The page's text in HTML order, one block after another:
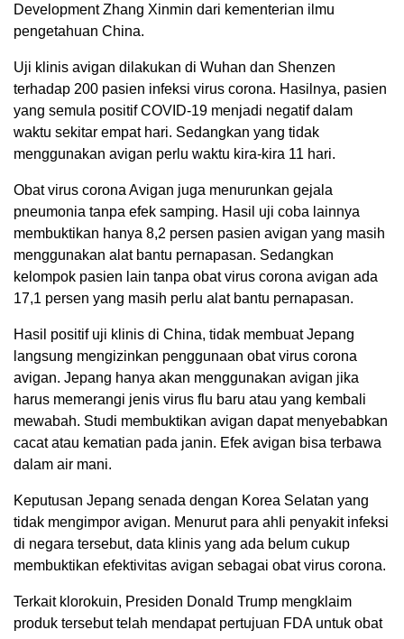
Development Zhang Xinmin dari kementerian ilmu
pengetahuan China.
Uji klinis avigan dilakukan di Wuhan dan Shenzen
terhadap 200 pasien infeksi virus corona. Hasilnya, pasien
yang semula positif COVID-19 menjadi negatif dalam
waktu sekitar empat hari. Sedangkan yang tidak
menggunakan avigan perlu waktu kira-kira 11 hari.
Obat virus corona Avigan juga menurunkan gejala
pneumonia tanpa efek samping. Hasil uji coba lainnya
membuktikan hanya 8,2 persen pasien avigan yang masih
menggunakan alat bantu pernapasan. Sedangkan
kelompok pasien lain tanpa obat virus corona avigan ada
17,1 persen yang masih perlu alat bantu pernapasan.
Hasil positif uji klinis di China, tidak membuat Jepang
langsung mengizinkan penggunaan obat virus corona
avigan. Jepang hanya akan menggunakan avigan jika
harus memerangi jenis virus flu baru atau yang kembali
mewabah. Studi membuktikan avigan dapat menyebabkan
cacat atau kematian pada janin. Efek avigan bisa terbawa
dalam air mani.
Keputusan Jepang senada dengan Korea Selatan yang
tidak mengimpor avigan. Menurut para ahli penyakit infeksi
di negara tersebut, data klinis yang ada belum cukup
membuktikan efektivitas avigan sebagai obat virus corona.
Terkait klorokuin, Presiden Donald Trump mengklaim
produk tersebut telah mendapat pertujuan FDA untuk obat